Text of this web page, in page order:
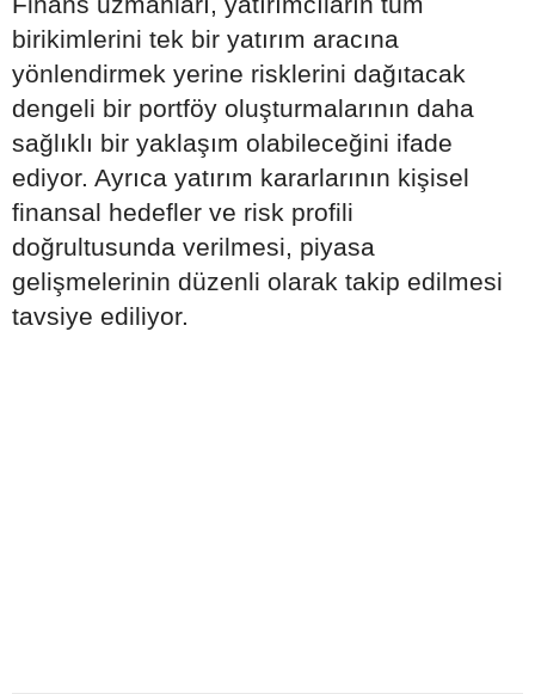
birikimlerini tek bir yatırım aracına
yönlendirmek yerine risklerini dağıtacak
dengeli bir portföy oluşturmalarının daha
sağlıklı bir yaklaşım olabileceğini ifade
ediyor. Ayrıca yatırım kararlarının kişisel
finansal hedefler ve risk profili
doğrultusunda verilmesi, piyasa
gelişmelerinin düzenli olarak takip edilmesi
tavsiye ediliyor.